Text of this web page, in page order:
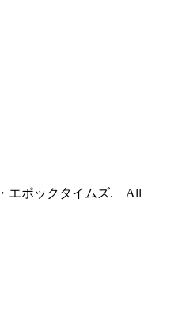
エポックタイムズ. All